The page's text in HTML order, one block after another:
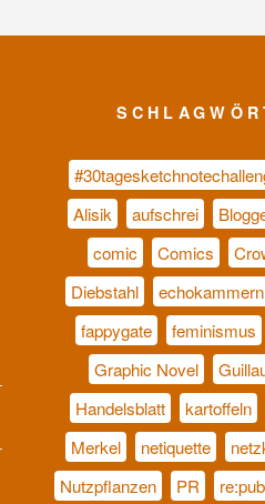
Alisik
aufschrei
comic
Comics
Diebstahl
echokammern
fappygate
feminismus
Graphic Novel
Handelsblatt
kartoffeln
Merkel
netiquette
Nutzpflanzen
PR